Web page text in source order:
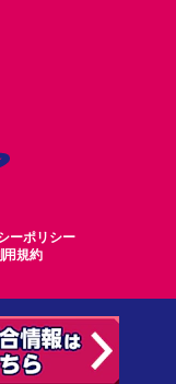
ーポリシー
用規約